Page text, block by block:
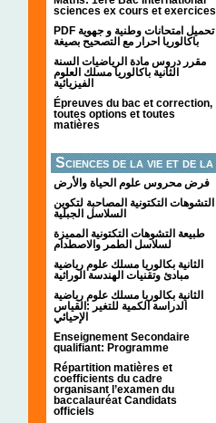
sciences ex cours et exercices
PDF تحميل امتحانات وطنية و جهوية
باكالوريا احرار مع التصحيح بصيغة
مقرر دروس مادة الرياضيات السنة
الثانية باكالوريا مسلك العلوم
الفيزيائية
Épreuves du bac et correction,
toutes options et toutes
matières
Sciences de la vie et de la
terre
فرض محروس علوم الحياة والأرض
التشوهات التكتونیة المصاحبة لتكوین
السلاسل الجبلیة
طبيعة التشوهات التكتونية المميزة
لسلاسل الطمر والاصطدام
الثانية بكالوريا مسلك علوم رياضية
مبادئ وتقنيات الهندسة الوراثية
الثانية بكالوريا مسلك علوم رياضية
الدراسة الكمية للتغير :القياس
الإحيائي
Enseignement Secondaire
qualifiant: Programme
Répartition matières et
coefficients du cadre
organisant l’examen du
baccalauréat Candidats
officiels